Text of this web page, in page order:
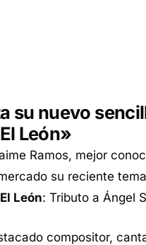
su nuevo
León»
Ramos, mejor
su reciente
León: Tributo a Ángel
compositor,